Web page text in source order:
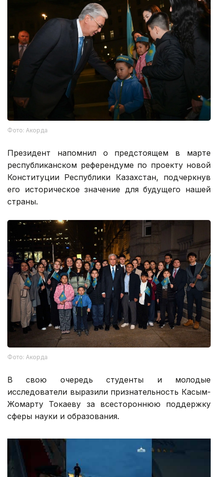
Фото: Акорда
Президент напомнил о предстоящем в марте
республиканском референдуме по проекту новой
Конституции Республики Казахстан, подчеркнув
его историческое значение для будущего нашей
страны.
Фото: Акорда
В свою очередь студенты и молодые
исследователи выразили признательность Касым-
Жомарту Токаеву за всестороннюю поддержку
сферы науки и образования.